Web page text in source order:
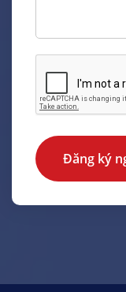
Đăng ký